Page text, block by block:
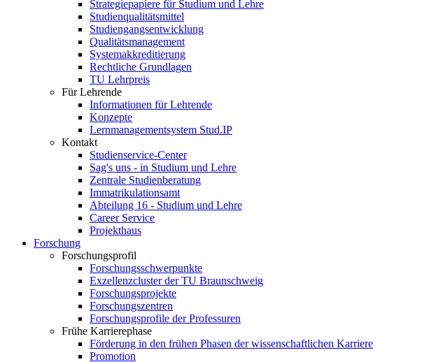
Strategiepapiere für Studium und Lehre
Studienqualitätsmittel
Studiengangsentwicklung
Qualitätsmanagement
Systemakkreditierung
Rechtliche Grundlagen
TU Lehrpreis
Für Lehrende
Informationen für Lehrende
Konzepte
Lernmanagementsystem Stud.IP
Kontakt
Studienservice-Center
Sag's uns - in Studium und Lehre
Zentrale Studienberatung
Immatrikulationsamt
Abteilung 16 - Studium und Lehre
Career Service
Projekthaus
Forschung
Forschungsprofil
Forschungsschwerpunkte
Exzellenzcluster der TU Braunschweig
Forschungsprojekte
Forschungszentren
Forschungsprofile der Professuren
Frühe Karrierephase
Förderung in den frühen Phasen der wissenschaftlichen Karriere
Promotion